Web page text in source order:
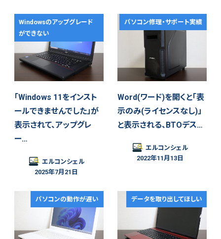
Windowsのアップグレード
ができない
「Windows 11をインスト
ールできませんでした」が
表示されて、アップグレ
ー…
エルコンシェル
2025年7月21日
パソコン修理・サポート実績
Word(ワード)を開くと「表
示のみ(ライセンスなし)」
と表示される、BTOデス…
エルコンシェル
2022年11月13日
パソコンの動作が遅い データを取り出してほしい